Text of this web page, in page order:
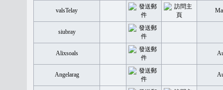
valsTelay
siubray
Alixsoals
Angelarag